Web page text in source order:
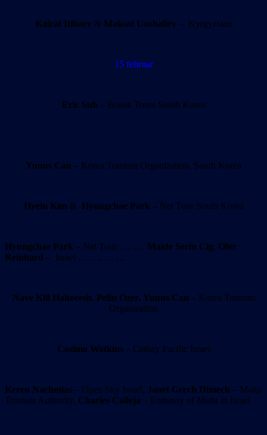
Kairat Itibaev & Maksat Usubaliev – Kyrgyzstan
15 februar
Eric Suh – Bosuk Tours South Korea
Yunus Can – Korea Tourism Organization, South Korea
Hyein Kim & Hyungchae Park – Net Tour South Korea
Hyungchae Park – Net Tour, … …, Maide Serin Cig, Ofer
Reinhard – Israel … …, … …
Nave Klil Hahoresh, Pelin Ozer, Yunus Can – Korea Tourism
Organization
Cosima Watkins– Cathay Pacific Israel
Keren Nachmias – Open Sky Israel, Janet Grech Dimech – Malta
Tourism Authority, Charles Calleja – Embassy of Malta in Israel